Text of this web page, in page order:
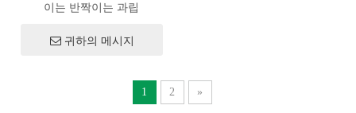
이는 반짝이는 과립
귀하의 메시지
1 2 »